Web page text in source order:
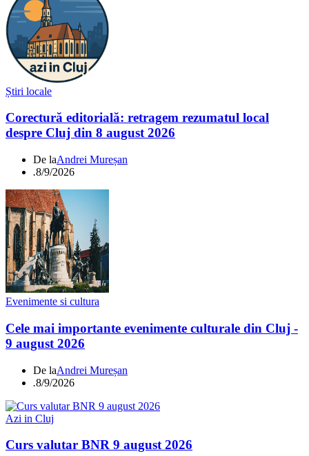
Știri locale
Corectură editorială: retragem rezumatul local
despre Cluj din 8 august 2026
De laAndrei Mureșan
.8/9/2026
Evenimente si cultura
Cele mai importante evenimente culturale din Cluj -
9 august 2026
De laAndrei Mureșan
.8/9/2026
Azi in Cluj
Curs valutar BNR 9 august 2026